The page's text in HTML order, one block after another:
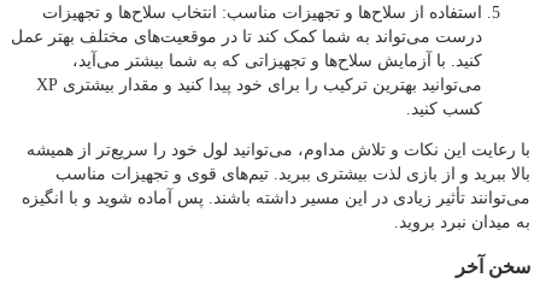
استفاده از سلاح‌ها و تجهیزات مناسب: انتخاب سلاح‌ها و تجهیزات
درست می‌تواند به شما کمک کند تا در موقعیت‌های مختلف بهتر عمل
کنید. با آزمایش سلاح‌ها و تجهیزاتی که به شما بیشتر می‌آید،
می‌توانید بهترین ترکیب را برای خود پیدا کنید و مقدار بیشتری XP
کسب کنید.
با رعایت این نکات و تلاش مداوم، می‌توانید لول خود را سریع‌تر از همیشه
بالا ببرید و از بازی لذت بیشتری ببرید. تیم‌های قوی و تجهیزات مناسب
می‌توانند تأثیر زیادی در این مسیر داشته باشند. پس آماده شوید و با انگیزه
به میدان نبرد بروید.
سخن آخر